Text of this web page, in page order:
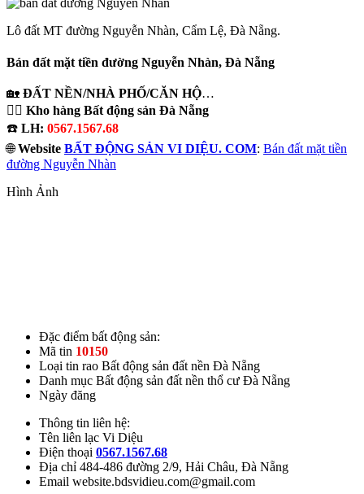
Lô đất MT đường Nguyễn Nhàn, Cẩm Lệ, Đà Nẵng.
Bán đất mặt tiền đường Nguyễn Nhàn, Đà Nẵng
🏡 ĐẤT NỀN/NHÀ PHỐ/CĂN HỘ…
🕵‍♂️ Kho hàng Bất động sản Đà Nẵng
☎️ LH: 0567.1567.68
🌐Website BẤT ĐỘNG SẢN VI DIỆU. COM: Bán đất mặt tiền
đường Nguyễn Nhàn
Hình Ảnh
Đặc điểm bất động sản:
Mã tin 10150
Loại tin rao Bất động sản đất nền Đà Nẵng
Danh mục Bất động sản đất nền thổ cư Đà Nẵng
Ngày đăng
Thông tin liên hệ:
Tên liên lạc Vi Diệu
Điện thoại 0567.1567.68
Địa chỉ 484-486 đường 2/9, Hải Châu, Đà Nẵng
Email website.bdsvidieu.com@gmail.com